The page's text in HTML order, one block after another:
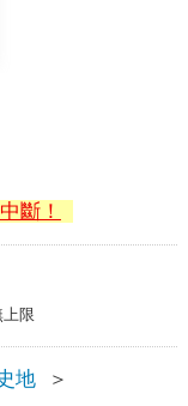
斷！
限
地
＞